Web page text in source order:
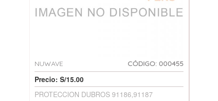
NUWAVE CÓDIGO: 000455
Precio: S/15.00
PROTECCION DUBROS 91186,91187